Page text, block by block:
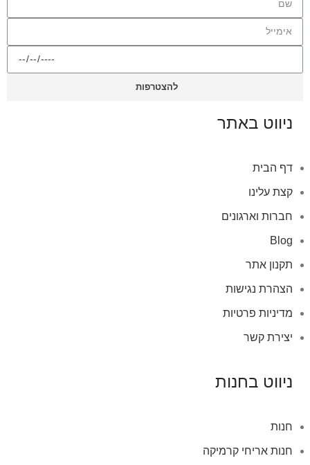
להצטרפות
ניווט באתר
דף הבית
קצת עלינו
חברות וארגונים
Blog
תקנון אתר
הצהרת נגישות
מדיניות פרטיות
יצירת קשר
ניווט בחנות
חנות
חנות אריחי קרמיקה